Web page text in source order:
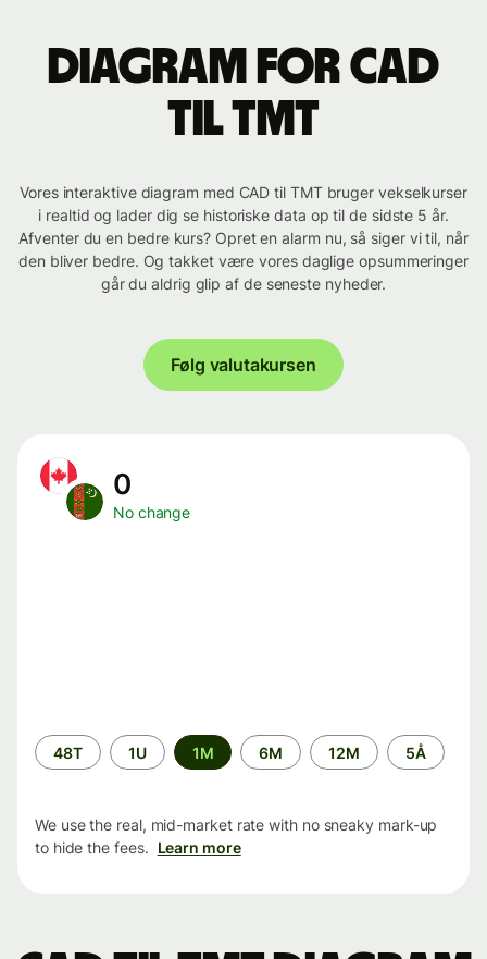
Diagram for CAD
til TMT
Vores interaktive diagram med CAD til TMT bruger vekselkurser
i realtid og lader dig se historiske data op til de sidste 5 år.
Afventer du en bedre kurs? Opret en alarm nu, så siger vi til, når
den bliver bedre. Og takket være vores daglige opsummeringer
går du aldrig glip af de seneste nyheder.
Følg valutakursen
0
No change
Time
period
48T 1U 1M 6M 12M 5Å
We use the real, mid-market rate with no sneaky mark-up
to hide the fees. Learn more